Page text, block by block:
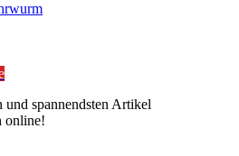
spannendsten Artikel
online!